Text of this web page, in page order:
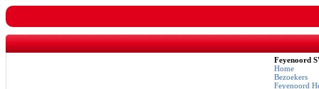
Feyenoord
Home
Bezoekers
Feyenoord